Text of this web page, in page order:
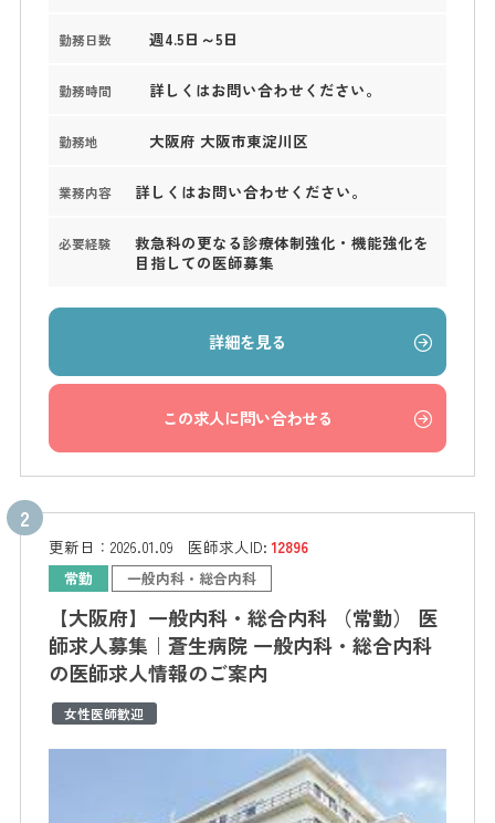
勤務日数 週4.5日～5日
勤務時間 詳しくはお問い合わせください。
勤務地 大阪府 大阪市東淀川区
業務内容 詳しくはお問い合わせください。
必要経験
救急科の更なる診療体制強化・機能強化を
目指しての医師募集
詳細を見る
この求人に問い合わせる
更新日： 2026.01.09 医師求人ID:12896
常勤 一般内科・総合内科
【大阪府】一般内科・総合内科 （常勤） 医
師求人募集｜蒼生病院 一般内科・総合内科
の医師求人情報のご案内
女性医師歓迎